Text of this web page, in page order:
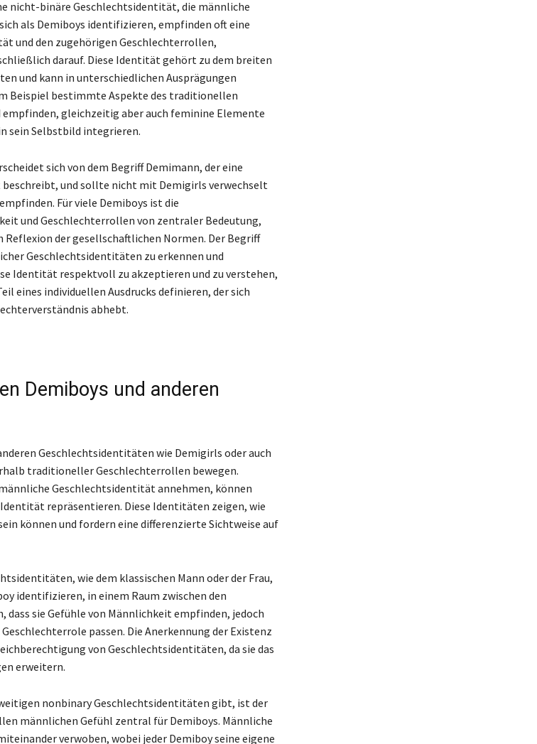
nicht-binäre Geschlechtsidentität, die männliche
als Demiboys identifizieren, empfinden oft eine
und den zugehörigen Geschlechterrollen,
darauf. Diese Identität gehört zu dem breiten
und kann in unterschiedlichen Ausprägungen
Beispiel bestimmte Aspekte des traditionellen
gleichzeitig aber auch feminine Elemente
sein Selbstbild integrieren.
sich von dem Begriff Demimann, der eine
und sollte nicht mit Demigirls verwechselt
Für viele Demiboys ist die
und Geschlechterrollen von zentraler Bedeutung,
der gesellschaftlichen Normen. Der Begriff
Geschlechtsidentitäten zu erkennen und
Identität respektvoll zu akzeptieren und zu verstehen,
eines individuellen Ausdrucks definieren, der sich
abhebt.
Demiboys und anderen
Geschlechtsidentitäten wie Demigirls oder auch
traditioneller Geschlechterrollen bewegen.
Geschlechtsidentität annehmen, können
repräsentieren. Diese Identitäten zeigen, wie
können und fordern eine differenzierte Sichtweise auf
wie dem klassischen Mann oder der Frau,
identifizieren, in einem Raum zwischen den
dass sie Gefühle von Männlichkeit empfinden, jedoch
passen. Die Anerkennung der Existenz
von Geschlechtsidentitäten, da sie das
erweitern.
nonbinary Geschlechtsidentitäten gibt, ist der
männlichen Gefühl zentral für Demiboys. Männliche
verwoben, wobei jeder Demiboy seine eigene